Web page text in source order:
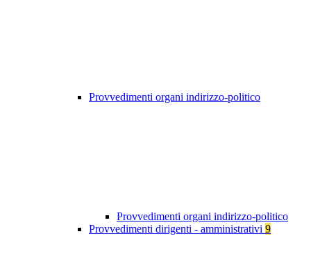
Provvedimenti organi indirizzo-politico
Provvedimenti organi indirizzo-politico
Provvedimenti dirigenti - amministrativi 9